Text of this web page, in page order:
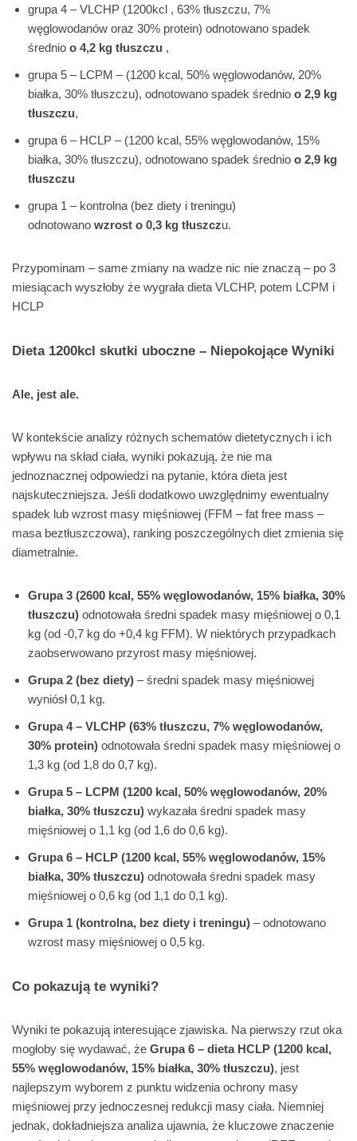
grupa 4 – VLCHP (1200kcl , 63% tłuszczu, 7%
węglowodanów oraz 30% protein) odnotowano spadek
średnio o 4,2 kg tłuszczu ,
grupa 5 – LCPM – (1200 kcal, 50% węglowodanów, 20%
białka, 30% tłuszczu), odnotowano spadek średnio o 2,9 kg
tłuszczu,
grupa 6 – HCLP – (1200 kcal, 55% węglowodanów, 15%
białka, 30% tłuszczu), odnotowano spadek średnio o 2,9 kg
tłuszczu
grupa 1 – kontrolna (bez diety i treningu)
odnotowano wzrost o 0,3 kg tłuszczu.
Przypominam – same zmiany na wadze nic nie znaczą – po 3
miesiącach wyszłoby że wygrała dieta VLCHP, potem LCPM i
HCLP
Dieta 1200kcl skutki uboczne – Niepokojące Wyniki
Ale, jest ale.
W kontekście analizy różnych schematów dietetycznych i ich
wpływu na skład ciała, wyniki pokazują, że nie ma
jednoznacznej odpowiedzi na pytanie, która dieta jest
najskuteczniejsza. Jeśli dodatkowo uwzględnimy ewentualny
spadek lub wzrost masy mięśniowej (FFM – fat free mass –
masa beztłuszczowa), ranking poszczególnych diet zmienia się
diametralnie.
Grupa 3 (2600 kcal, 55% węglowodanów, 15% białka, 30%
tłuszczu) odnotowała średni spadek masy mięśniowej o 0,1
kg (od -0,7 kg do +0,4 kg FFM). W niektórych przypadkach
zaobserwowano przyrost masy mięśniowej.
Grupa 2 (bez diety) – średni spadek masy mięśniowej
wyniósł 0,1 kg.
Grupa 4 – VLCHP (63% tłuszczu, 7% węglowodanów,
30% protein) odnotowała średni spadek masy mięśniowej o
1,3 kg (od 1,8 do 0,7 kg).
Grupa 5 – LCPM (1200 kcal, 50% węglowodanów, 20%
białka, 30% tłuszczu) wykazała średni spadek masy
mięśniowej o 1,1 kg (od 1,6 do 0,6 kg).
Grupa 6 – HCLP (1200 kcal, 55% węglowodanów, 15%
białka, 30% tłuszczu) odnotowała średni spadek masy
mięśniowej o 0,6 kg (od 1,1 do 0,1 kg).
Grupa 1 (kontrolna, bez diety i treningu) – odnotowano
wzrost masy mięśniowej o 0,5 kg.
Co pokazują te wyniki?
Wyniki te pokazują interesujące zjawiska. Na pierwszy rzut oka
mogłoby się wydawać, że Grupa 6 – dieta HCLP (1200 kcal,
55% węglowodanów, 15% białka, 30% tłuszczu), jest
najlepszym wyborem z punktu widzenia ochrony masy
mięśniowej przy jednoczesnej redukcji masy ciała. Niemniej
jednak, dokładniejsza analiza ujawnia, że kluczowe znaczenie